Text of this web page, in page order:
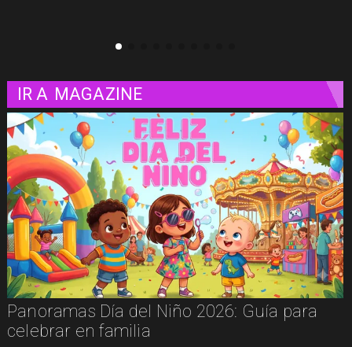
IR A MAGAZINE
Panoramas Día del Niño 2026: Guía para
celebrar en familia